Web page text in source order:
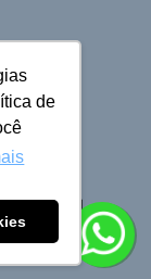
de
do Sul